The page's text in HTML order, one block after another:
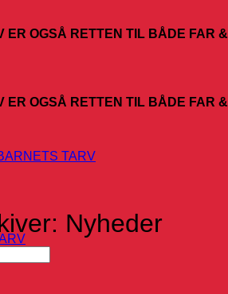
ER OGSÅ RETTEN TIL BÅDE FAR &
ER OGSÅ RETTEN TIL BÅDE FAR &
Nyheder